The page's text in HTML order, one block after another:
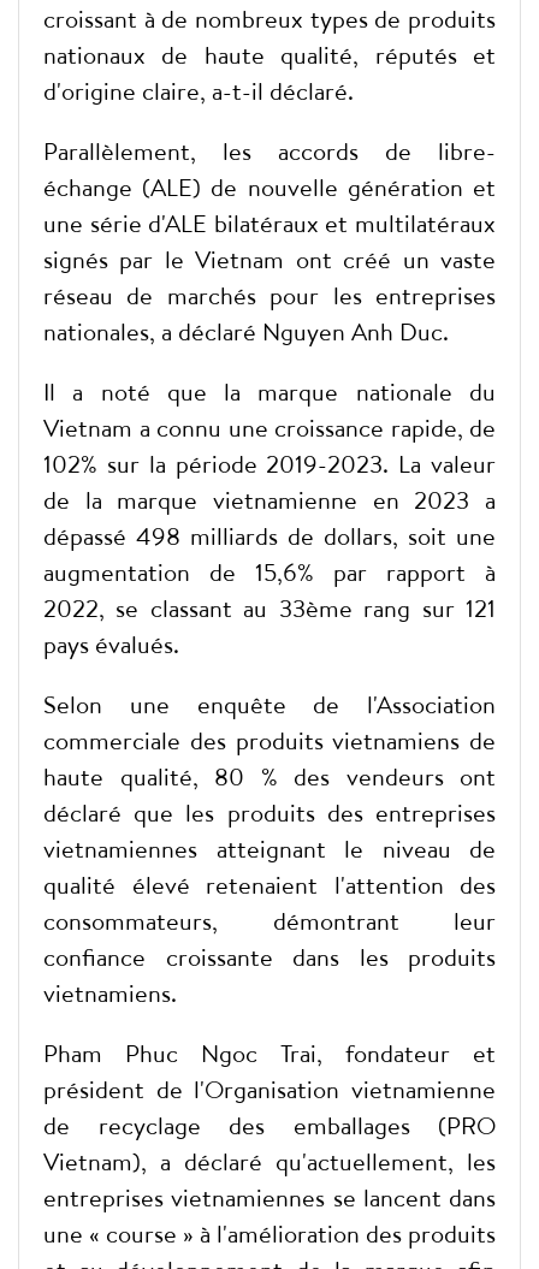
croissant à de nombreux types de produits
nationaux de haute qualité, réputés et
d'origine claire, a-t-il déclaré.
Parallèlement, les accords de libre-
échange (ALE) de nouvelle génération et
une série d'ALE bilatéraux et multilatéraux
signés par le Vietnam ont créé un vaste
réseau de marchés pour les entreprises
nationales, a déclaré Nguyen Anh Duc.
Il a noté que la marque nationale du
Vietnam a connu une croissance rapide, de
102% sur la période 2019-2023. La valeur
de la marque vietnamienne en 2023 a
dépassé 498 milliards de dollars, soit une
augmentation de 15,6% par rapport à
2022, se classant au 33ème rang sur 121
pays évalués.
Selon une enquête de l'Association
commerciale des produits vietnamiens de
haute qualité, 80 % des vendeurs ont
déclaré que les produits des entreprises
vietnamiennes atteignant le niveau de
qualité élevé retenaient l'attention des
consommateurs, démontrant leur
confiance croissante dans les produits
vietnamiens.
Pham Phuc Ngoc Trai, fondateur et
président de l'Organisation vietnamienne
de recyclage des emballages (PRO
Vietnam), a déclaré qu'actuellement, les
entreprises vietnamiennes se lancent dans
une « course » à l'amélioration des produits